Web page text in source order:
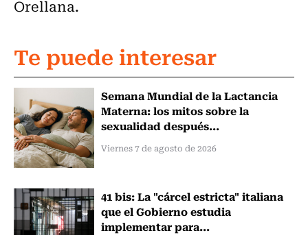
Orellana.
Te puede interesar
Semana Mundial de la Lactancia
Materna: los mitos sobre la
sexualidad después...
Viernes 7 de agosto de 2026
41 bis: La "cárcel estricta" italiana
que el Gobierno estudia
implementar para...